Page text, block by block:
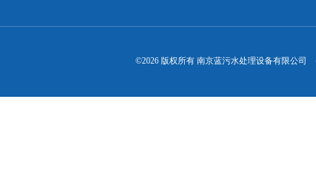
©2026 版权所有 南京蓝污水处理设备有限公司